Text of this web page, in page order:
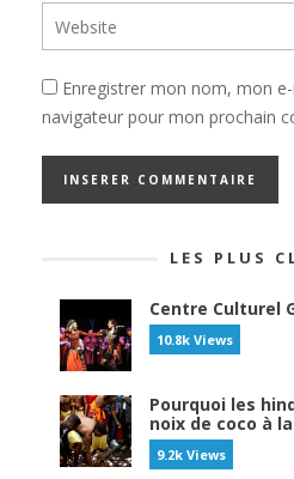
Enregistrer mon nom, mon
navigateur pour mon prochain
LES PLUS
Centre Culturel
10.8k Views
Pourquoi les
noix de coco à
9.2k Views